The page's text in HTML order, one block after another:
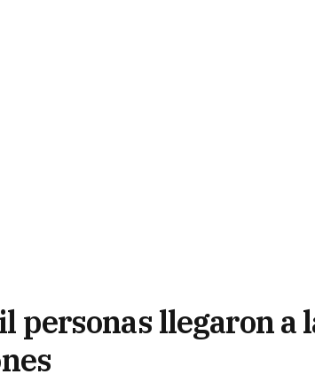
personas llegaron a